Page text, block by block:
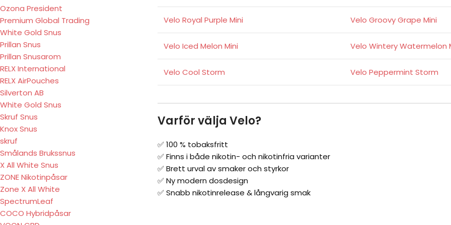
Ozona President
Premium Global Trading
White Gold Snus
Prillan Snus
Prillan Snusarom
RELX International
RELX AirPouches
Silverton AB
White Gold Snus
Skruf Snus
Knox Snus
skruf
Smålands Brukssnus
X All White Snus
ZONE Nikotinpåsar
Zone X All White
SpectrumLeaf
COCO Hybridpåsar
Velo Royal Purple Mini Velo Groovy Grape Mini
Velo Iced Melon Mini Velo Wintery Watermelon
Velo Cool Storm Velo Peppermint Storm
Varför välja Velo?
✅ 100 % tobaksfritt
✅ Finns i både nikotin- och nikotinfria varianter
✅ Brett urval av smaker och styrkor
✅ Ny modern dosdesign
✅ Snabb nikotinrelease & långvarig smak